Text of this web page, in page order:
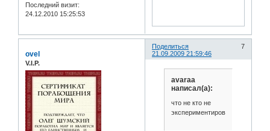
Последний визит:
24.12.2010 15:25:53
Поделиться
7
21.09.2009 21:59:46
ovel
V.I.P.
avaraa
написал(а):
что не кто не
экспериментировал?